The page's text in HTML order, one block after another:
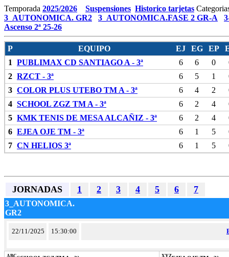
Temporada 2025/2026 Suspensiones Historico tarjetas
3_AUTONOMICA. GR2
3_AUTONOMICA.FASE 2 GR-A
Ascenso 2ª 25-26
P EQUIPO EJ EG EP
1
PUBLIMAX CD SANTIAGO A - 3ª 6 6 0
2 RZCT - 3ª 6 5 1
3 COLOR PLUS UTEBO TM A - 3ª 6 4 2
4 SCHOOL ZGZ TM A - 3ª 6 2 4
5 KMK TENIS DE MESA ALCAÑIZ - 3ª 6 2 4
6 EJEA OJE TM - 3ª 6 1 5
7 CN HELIOS 3ª 6 1 5
JORNADAS 1 2 3 4 5 6 7
3_AUTONOMICA.
GR2
22/11/2025 15:30:00
ABC XYZ